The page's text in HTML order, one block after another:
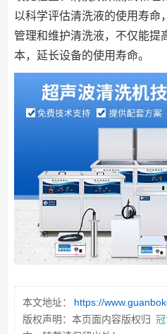
以科学评估清洗液的使用寿命
管理和维护清洗液，不仅能提
本，延长设备的使用寿命。
本文地址：
https://
版权声明：本页面内容版权归